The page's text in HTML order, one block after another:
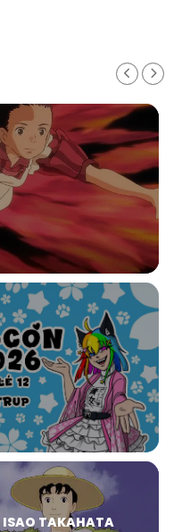
ISAO TAKAHATA